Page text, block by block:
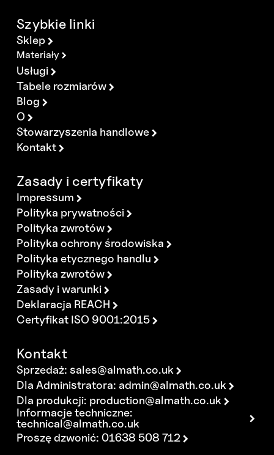
Szybkie linki
Sklep
Materiały
Usługi
Tabele rozmiarów
Blog
O
Stowarzyszenia handlowe
Kontakt
Zasady i certyfikaty
Impressum
Polityka prywatności
Polityka zwrotów
Polityka ochrony środowiska
Polityka etycznego handlu
Polityka zwrotów
Zasady i warunki
Deklaracja REACH
Certyfikat ISO 9001:2015
Kontakt
Sprzedaż:sales@almath.co.uk
Dla Administratora: admin@almath.co.uk
Dla produkcji: production@almath.co.uk
Informacje techniczne:
technical@almath.co.uk
Proszę dzwonić: 01638 508 712